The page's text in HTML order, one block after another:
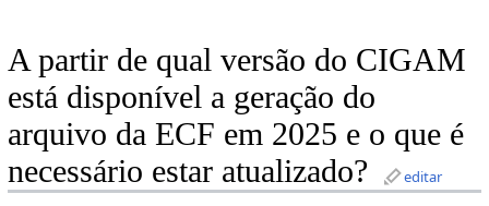
A partir de qual versão do CIGAM
está disponível a geração do
arquivo da ECF em 2025 e o que é
necessário estar atualizado?
editar